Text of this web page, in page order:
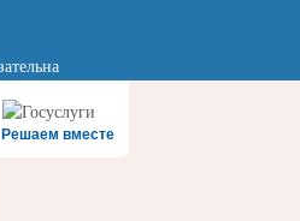
Решаем вместе